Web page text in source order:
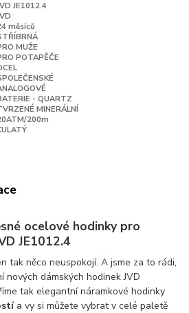
JE1012.4
měsíců
MUŽE
POTAPĚČE
- QUARTZ
MINERÁLNÍ
200m
ocelové hodinky pro
JE1012.4
tak něco neuspokojí. A jsme za to rádi,
dámských hodinek JVD
tak elegantní náramkové hodinky
a vy si můžete vybrat v celé paletě